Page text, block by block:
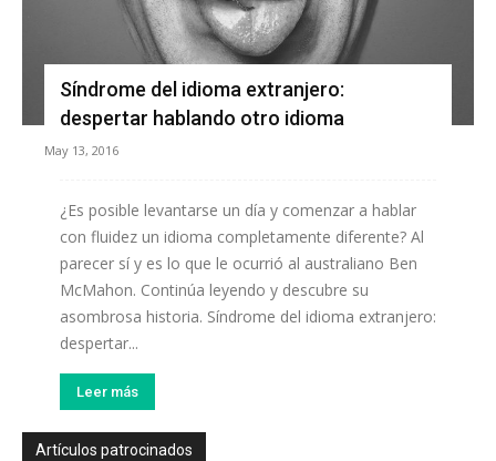
Síndrome del idioma extranjero:
despertar hablando otro idioma
May 13, 2016
¿Es posible levantarse un día y comenzar a hablar
con fluidez un idioma completamente diferente? Al
parecer sí y es lo que le ocurrió al australiano Ben
McMahon. Continúa leyendo y descubre su
asombrosa historia. Síndrome del idioma extranjero:
despertar...
Leer más
Artículos patrocinados